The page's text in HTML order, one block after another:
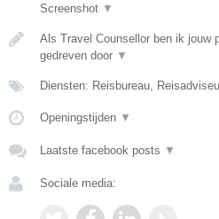
Screenshot ▼
Als Travel Counsellor ben ik jouw
gedreven door ▼
Diensten: Reisbureau,
Openingstijden ▼
Laatste facebook posts ▼
Sociale media: